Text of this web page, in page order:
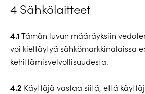
4 Sähkölaitteet
4.1Tämän luvun määräyksiin
voi kieltäytyä sähkömarkkinalaissa
kehittämisvelvollisuudesta.
4.2 Käyttäjä vastaa siitä, että